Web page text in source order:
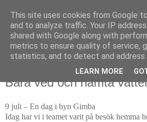
Bära ved och hämta
9 juli – En dag i byn Gimba
Idag har vi i teamet varit på besök hemma
This site uses cookies from Google
and to analyze traffic. Your IP
shared with Google along with
metrics to ensure quality of service,
statistics, and to detect and address
LEARN MORE